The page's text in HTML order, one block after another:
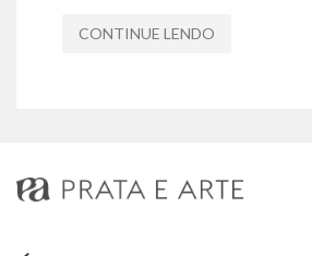
CONTINUE LENDO